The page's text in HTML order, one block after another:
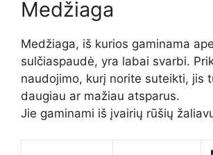
Medžiaga
Medžiaga, iš kurios gaminama
sulčiaspaudė, yra labai svarbi.
naudojimo, kurį norite suteikti, jis
daugiau ar mažiau atsparus.
Jie gaminami iš įvairių rūšių